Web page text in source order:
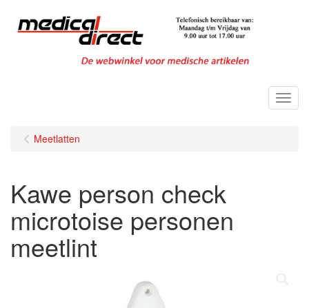
Menu
Meetlatten
Kawe person check
microtoise personen
meetlint